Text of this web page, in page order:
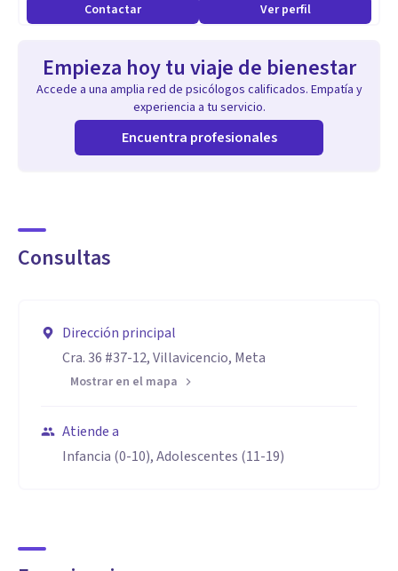
Contactar Ver perfil
Empieza hoy tu viaje de bienestar
Accede a una amplia red de psicólogos calificados. Empatía y
experiencia a tu servicio.
Encuentra profesionales
Consultas
Dirección principal
Cra. 36 #37-12, Villavicencio, Meta
Mostrar en el mapa
Atiende a
Infancia (0-10), Adolescentes (11-19)